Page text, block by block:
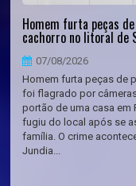
Homem furta peças
cachorro no litoral de
07/08/2026
Homem furta peças de
foi flagrado por
portão de uma casa em
fugiu do local após se
família. O crime
Jundia...